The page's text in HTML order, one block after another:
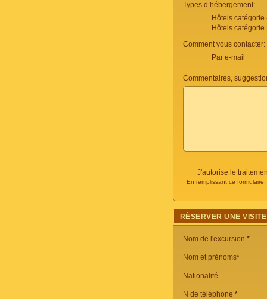
Types d’hébergement:
Hôtels
Hôtels
Comment vous contacter:
Par e-mail
Commentaires,
J'autorise le
En remplissant ce
RÉSERVER UNE
Nom de l'excursion *
Nom et prénoms*
Nationalité
N de téléphone *